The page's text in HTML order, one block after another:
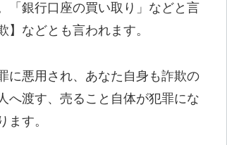
「銀行口座の買い取り」などと言
などとも言われます。
に悪用され、あなた自身も詐欺の
へ渡す、売ること自体が犯罪にな
す。